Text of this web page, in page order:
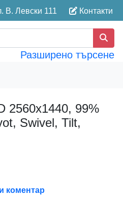
В. Левски 111 Контакти
Разширено търсене
2560x1440, 99%
Swivel, Tilt,
коментар